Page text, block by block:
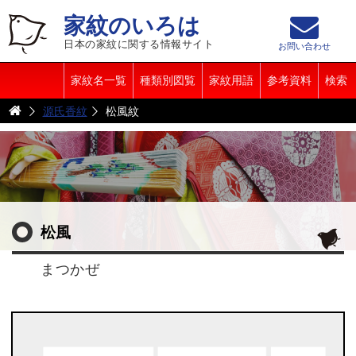
家紋のいろは
日本の家紋に関する情報サイト
家紋名一覧 種類別図覧 家紋用語 参考資料 検索
お問い合わせ
源氏香紋 松風紋
松風
まつかぜ